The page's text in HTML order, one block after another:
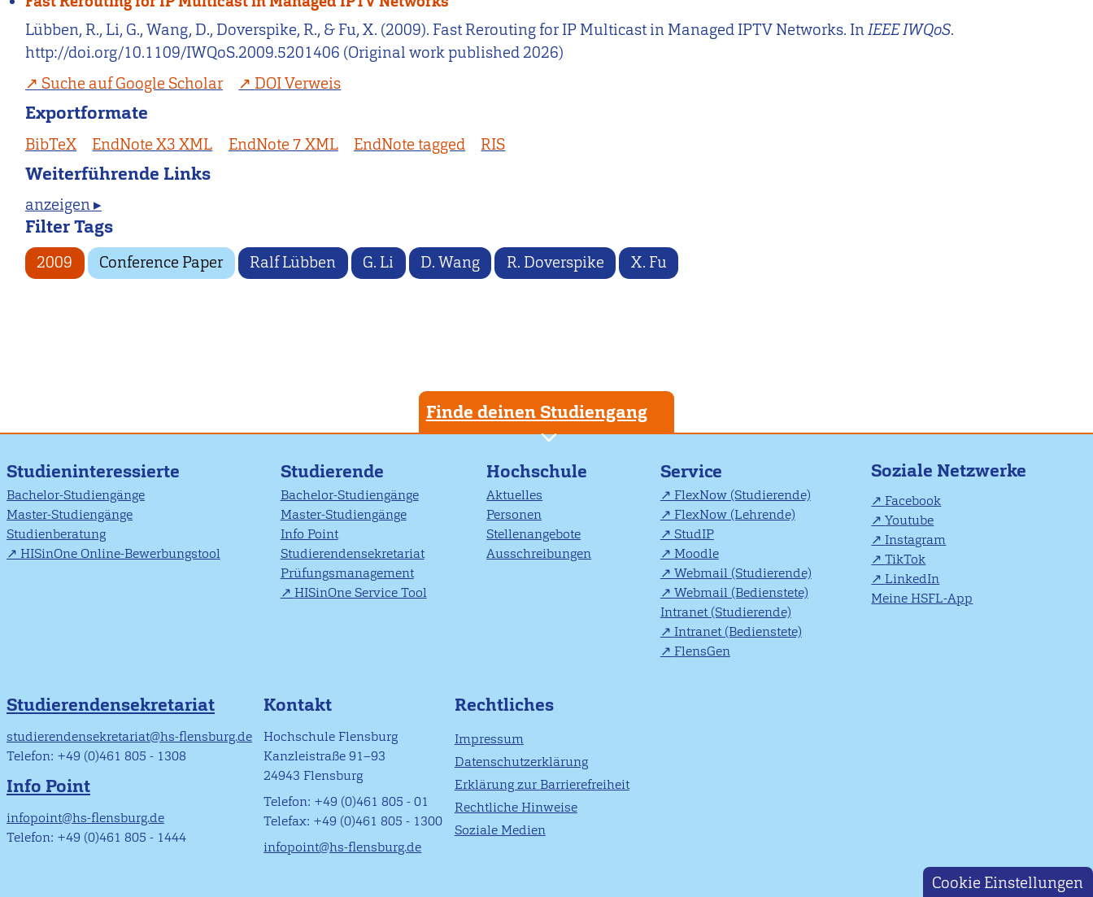
Lübben, R., Li, G., Wang, D., Doverspike, R., & Fu, X. (2009). Fast Rerouting for IP Multicast in Managed IPTV Networks. InIEEE IWQoS.
http://doi.org/10.1109/IWQoS.2009.5201406 (Original work published 2026)
Suche auf Google Scholar
DOI Verweis
Exportformate
BibTeX EndNote X3 XML EndNote 7 XML EndNote tagged RIS
Weiterführende Links
anzeigen ▸
Filter Tags
2009 Conference Paper Ralf Lübben G. Li D. Wang R. Doverspike X. Fu
Finde deinen Studiengang
Studieninteressierte
Bachelor-Studiengänge
Master-Studiengänge
Studienberatung
HISinOne Online-Bewerbungstool
Studierende
Bachelor-Studiengänge
Master-Studiengänge
Info Point
Studierendensekretariat
Prüfungsmanagement
HISinOne Service Tool
Hochschule
Aktuelles
Personen
Stellenangebote
Ausschreibungen
Service
FlexNow (Studierende)
FlexNow (Lehrende)
StudIP
Moodle
Webmail (Studierende)
Webmail (Bedienstete)
Intranet (Studierende)
Intranet (Bedienstete)
FlensGen
Soziale Netzwerke
Facebook
Youtube
Instagram
TikTok
LinkedIn
Meine HSFL-App
Cookie Einstellungen
Studierendensekretariat
studierendensekretariat@hs-flensburg.de
Telefon: +49 (0)461 805 - 1308
Info Point
infopoint@hs-flensburg.de
Telefon: +49 (0)461 805 - 1444
Kontakt
Hochschule Flensburg
Kanzleistraße 91–93
24943 Flensburg
Telefon: +49 (0)461 805 - 01
Telefax: +49 (0)461 805 - 1300
infopoint@hs-flensburg.de
Rechtliches
Impressum
Datenschutzerklärung
Erklärung zur Barrierefreiheit
Rechtliche Hinweise
Soziale Medien